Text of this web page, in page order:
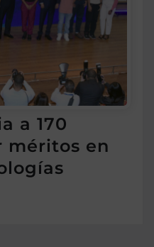
a 170
méritos en